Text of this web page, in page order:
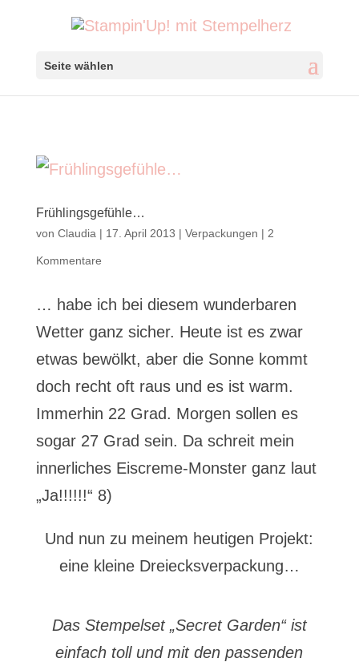
Seite wählen
Frühlingsgefühle…
von Claudia | 17. April 2013 | Verpackungen | 2
Kommentare
… habe ich bei diesem wunderbaren
Wetter ganz sicher. Heute ist es zwar
etwas bewölkt, aber die Sonne kommt
doch recht oft raus und es ist warm.
Immerhin 22 Grad. Morgen sollen es
sogar 27 Grad sein. Da schreit mein
innerliches Eiscreme-Monster ganz laut
„Ja!!!!!!“ 8)
Und nun zu meinem heutigen Projekt:
eine kleine Dreiecksverpackung…
Das Stempelset „Secret Garden“ ist
einfach toll und mit den passenden